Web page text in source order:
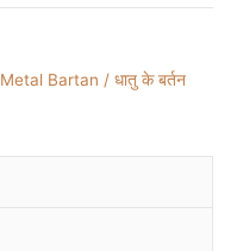
Metal Bartan / धातु के बर्तन